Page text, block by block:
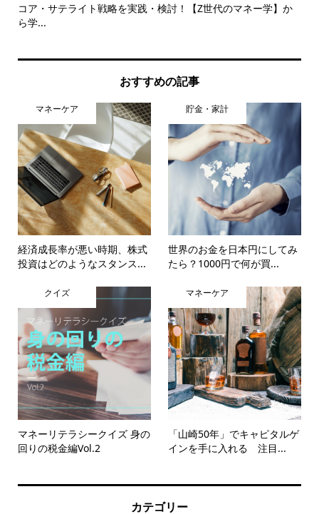
コア・サテライト戦略を実践・検討！【Z世代のマネー学】か
ら学...
おすすめの記事
マネーケア
経済成長率が悪い時期、株式
投資はどのようなスタンス...
貯金・家計
世界のお金を日本円にしてみ
たら？1000円で何が買...
クイズ
マネーリテラシークイズ 身の
回りの税金編Vol.2
マネーケア
「山崎50年」でキャピタルゲ
インを手に入れる 注目...
カテゴリー